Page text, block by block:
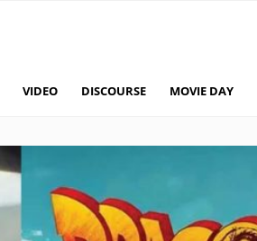
VIDEO DISCOURSE MOVIE DAY